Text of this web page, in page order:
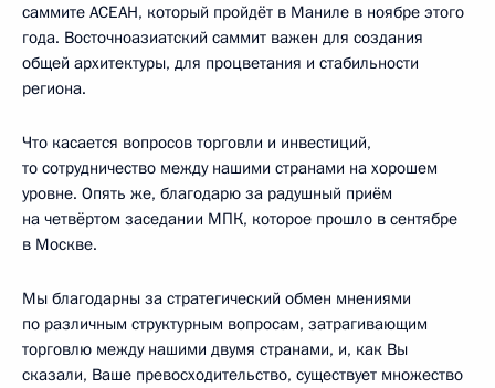
саммите АСЕАН, который пройдёт в Маниле в ноябре этого
года. Восточноазиатский саммит важен для создания
общей архитектуры, для процветания и стабильности
региона.
Что касается вопросов торговли и инвестиций,
то сотрудничество между нашими странами на хорошем
уровне. Опять же, благодарю за радушный приём
на четвёртом заседании МПК, которое прошло в сентябре
в Москве.
Мы благодарны за стратегический обмен мнениями
по различным структурным вопросам, затрагивающим
торговлю между нашими двумя странами, и, как Вы
сказали, Ваше превосходительство, существует множество